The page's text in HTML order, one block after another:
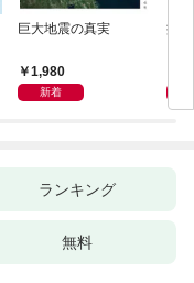
巨大地震の真実
1,980
新着
病
ランキング
無料